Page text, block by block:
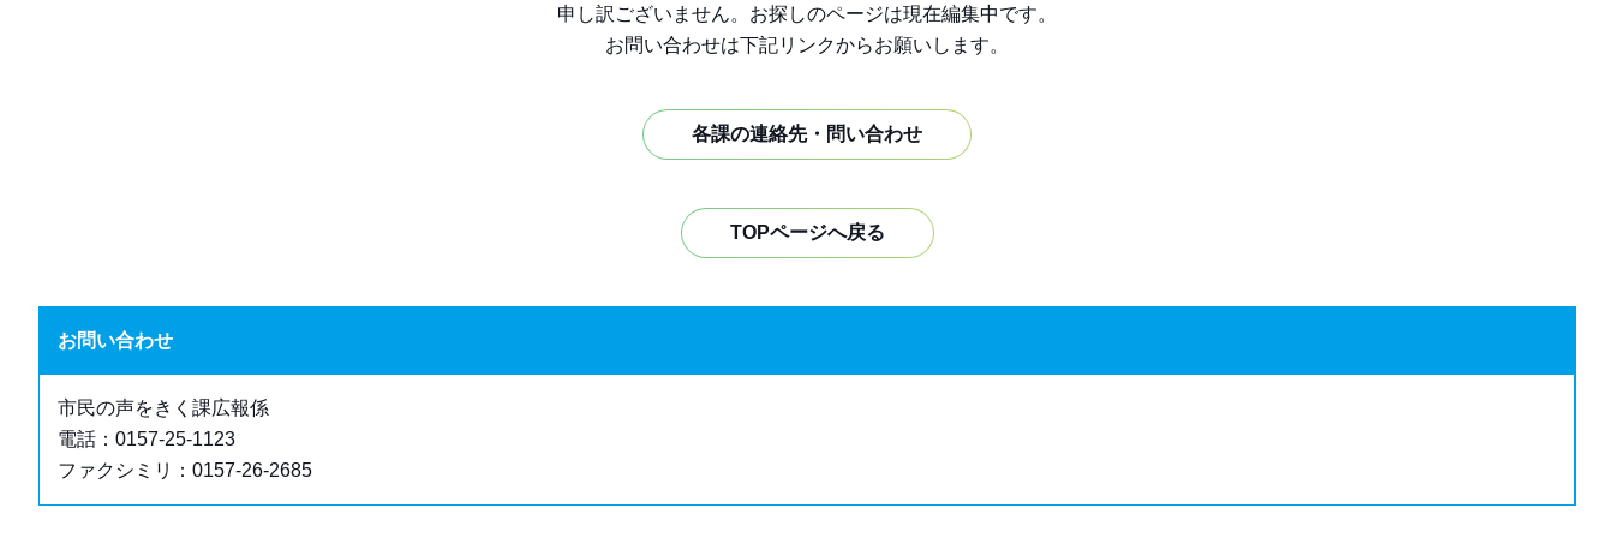
申し訳ございません。お探しのページは現在編集中です。
お問い合わせは下記リンクからお願いします。
各課の連絡先・問い合わせ
TOPページへ戻る
お問い合わせ
市民の声をきく課広報係
電話：0157-25-1123
ファクシミリ：0157-26-2685